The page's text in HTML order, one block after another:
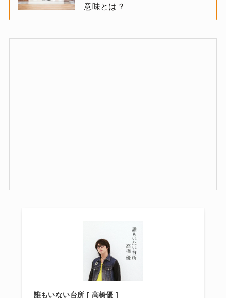
意味とは？
誰もいない台所 [ 高橋優 ]